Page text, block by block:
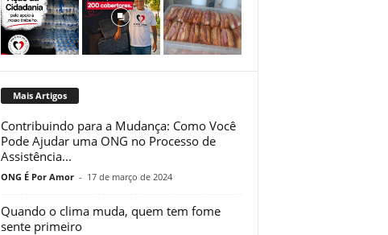
Mais Artigos
Contribuindo para a Mudança: Como Você
Pode Ajudar uma ONG no Processo de
Assistência...
ONG É Por Amor - 17 de março de 2024
Quando o clima muda, quem tem fome
sente primeiro